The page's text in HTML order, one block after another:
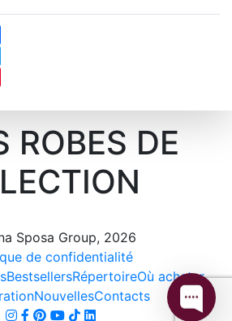
ROBES DE
Sposa Group, 2026
de confidentialité
BestsellersRépertoireOù acheter
NouvellesContacts